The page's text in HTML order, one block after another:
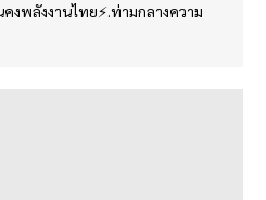
คงพลังงานไทย⚡️.ท่ามกลางความ